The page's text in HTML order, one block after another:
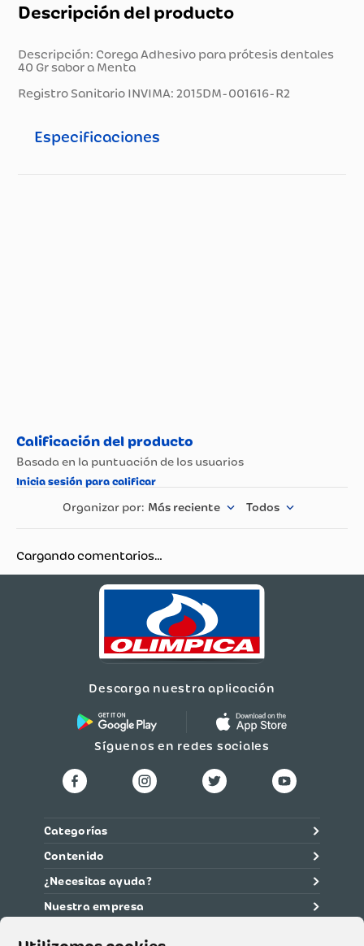
Descripción del producto
Descripción: Corega Adhesivo para prótesis dentales
40 Gr sabor a Menta
Registro Sanitario INVIMA: 2015DM-001616-R2
Especificaciones
Más reciente Todos
Cargando comentarios…
Descarga nuestra aplicación
Síguenos en redes sociales
Categorías
Contenido
¿Necesitas ayuda?
Nuestra empresa